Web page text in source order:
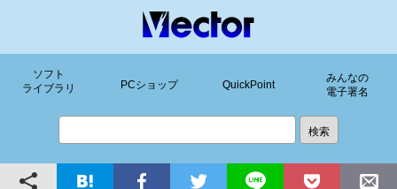
ソフト
ライブラリ
PCショップ QuickPoint
みんなの
電子署名